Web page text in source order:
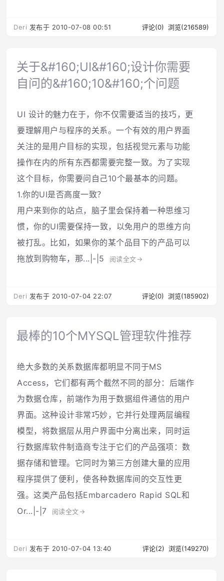
Deri 发布于 2010-07-08 00:51 评论(0) 浏览(216589)
关于&#160;UI&#160;设计你需要
自问的&#160;10&#160;个问题
UI 设计的魅力在于，你不仅需要适当的技巧，更
要理解用户与程序的关系。一个有效的用户界面
关注的是用户目标的实现，包括视觉元素与功能
操作在内的所有东西都需要完整一致。为了实现
这个目标，你需要问自己10个最基本的问题。
1.你的UI是否高度一致？
用户来到你的站点，脑子里会保持着一种思维习
惯，你的UI需要保持一致，以免用户的思维方向
被打乱。比如，如果你的某个品目下的产品可以
拖放到购物车，那...|-|5
阅读全文→
Deri 发布于 2010-07-04 22:07 评论(0) 浏览(185902)
最棒的10个MYSQL管理软件推荐
绝大多数的关系数据库都明显不同于MS
Access，它们都有两个截然不同的部分：后端作
为数据仓库，前端作为用于数据组件通信的用户
界面。这种设计非常巧妙，它并行处理两层编程
模型，将数据层从用户界面中分离出来，同时运
行数据库软件制造商专注于它们的产品强项：数
据存储和管理。它同时为第三方创建大量的应用
程序提供了便利，使各种数据库间的交互性更
强。这类产品包括Embarcadero Rapid SQL和
Or...|-|7
阅读全文→
Deri 发布于 2010-07-04 13:40 评论(2) 浏览(149270)